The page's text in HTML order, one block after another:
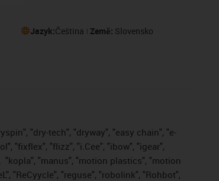
Jazyk:Čeština Země: Slovensko
"dry-tech", "dryway", "easy chain", "e-
"fixflex", "flizz", "i.Cee", "ibow", "igear",
"kopla", "manus", "motion plastics", "motion
"ReCyycle", "reguse", "robolink", "Rohbot",